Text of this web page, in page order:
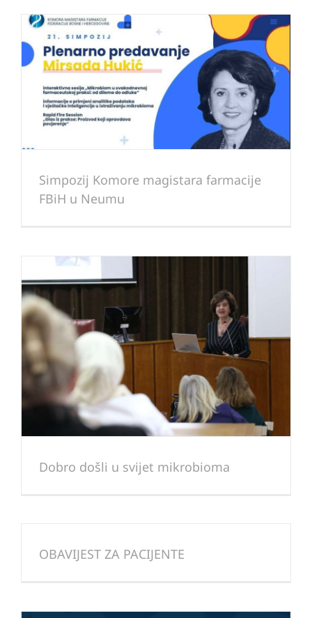
Simpozij Komore magistara farmacije
FBiH u Neumu
Dobro došli u svijet mikrobioma
OBAVIJEST ZA PACIJENTE